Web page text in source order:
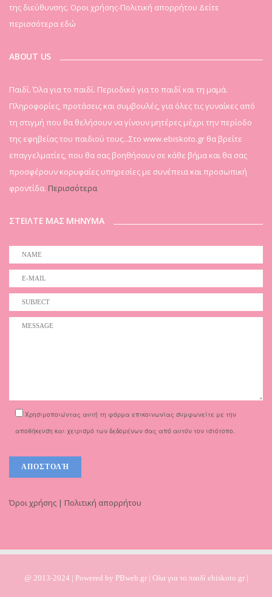
της διεύθυνσης. Οροι χρήσης-Πολιτική απορρήτου Δείτε
περισσότερα εδώ
ABOUT US
Παιδί. Όλα για το παιδί. Περιοδικό για το παιδί και τη μαμά.
Πληροφορίες, προτάσεις και συμβουλές, για όλες τις γυναίκες από
τη στιγμή που θα θελήσουν να γίνουν μητέρες μέχρι την περίοδο
της εφηβείας του παιδιού τους...Στο www.ebiskoto.gr θα βρείτε
επαγγελματίες, που θα σας βοηθήσουν σε κάθε βήμα και θα σας
προσφέρουν κορυφαίες υπηρεσίες με συνέπεια και προσωπική
φροντίδα. Περισσότερα
ΣΤΕΙΛΤΕ ΜΑΣ ΜΗΝΥΜΑ
Χρησιμοποιώντας αυτή τη φόρμα επικοινωνίας συμφωνείτε με την
αποθήκευση και χειρισμό των δεδομένων σας από αυτόν τον ιστότοπο.
Όροι χρήσης | Πολιτική απορρήτου
@ 2013-2024 | Powered by PBweb.gr | Ολα για το παιδί ebiskoto.gr |